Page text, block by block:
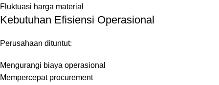
Fluktuasi harga material
Kebutuhan Efisiensi Operasional
Perusahaan dituntut:
Mengurangi biaya operasional
Mempercepat procurement